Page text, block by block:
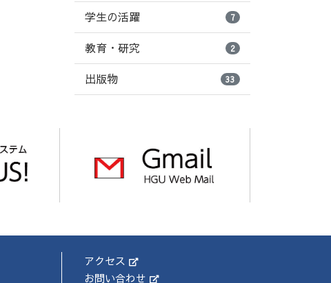
学生の活躍 7
教育・研究 2
出版物 33
アクセス
お問い合わせ